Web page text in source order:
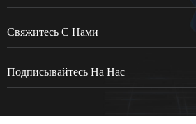
Свяжитесь С Нами
Подписывайтесь На Нас